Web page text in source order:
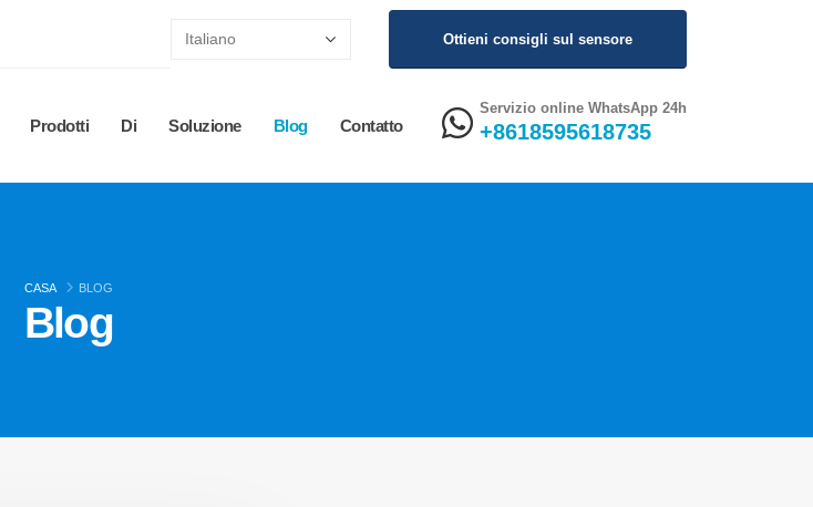
Ottieni consigli sul sensore
Prodotti Di Soluzione Blog Contatto
Servizio online WhatsApp 24h
+8618595618735
CASA BLOG
Blog